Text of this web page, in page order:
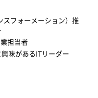
スフォーメーション）推
担当者
味があるITリーダー